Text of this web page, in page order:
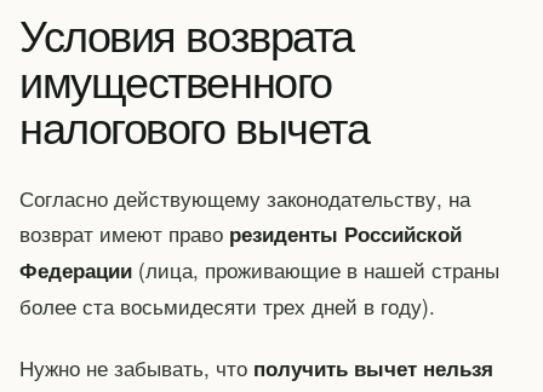
Условия возврата
имущественного
налогового вычета
Согласно действующему законодательству, на
возврат имеют право резиденты Российской
Федерации (лица, проживающие в нашей страны
более ста восьмидесяти трех дней в году).
Нужно не забывать, что получить вычет нельзя